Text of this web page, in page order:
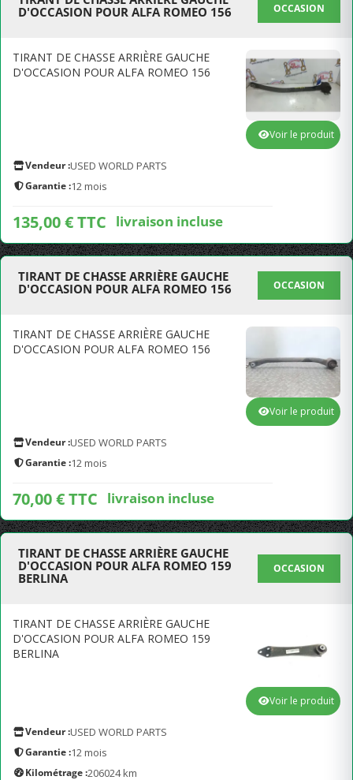
D'OCCASION POUR ALFA ROMEO 156
OCCASION
TIRANT DE CHASSE ARRIÈRE GAUCHE
D'OCCASION POUR ALFA ROMEO 156
Vendeur :USED WORLD PARTS
Garantie :12 mois
135,00 € TTC livraison incluse
Voir le produit
TIRANT DE CHASSE ARRIÈRE GAUCHE
D'OCCASION POUR ALFA ROMEO 156
OCCASION
TIRANT DE CHASSE ARRIÈRE GAUCHE
D'OCCASION POUR ALFA ROMEO 156
Vendeur :USED WORLD PARTS
Garantie :12 mois
70,00 € TTC livraison incluse
Voir le produit
TIRANT DE CHASSE ARRIÈRE GAUCHE
D'OCCASION POUR ALFA ROMEO 159
BERLINA
OCCASION
TIRANT DE CHASSE ARRIÈRE GAUCHE
D'OCCASION POUR ALFA ROMEO 159
BERLINA
Vendeur :USED WORLD PARTS
Garantie :12 mois
Kilométrage :206024 km
Voir le produit